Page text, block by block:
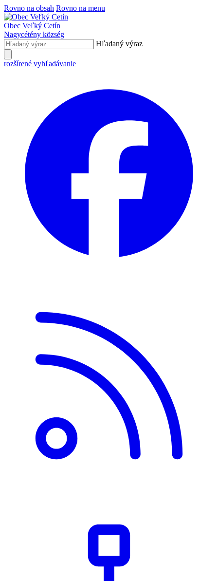
Rovno na obsah Rovno na menu
Obec Veľký Cetín
Nagycétény község
Hľadaný výraz
rozšírené vyhľadávanie